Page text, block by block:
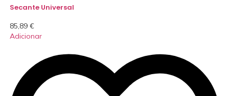
Secante Universal
85,89 €
Adicionar